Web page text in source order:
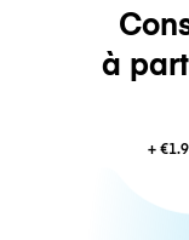
à
+